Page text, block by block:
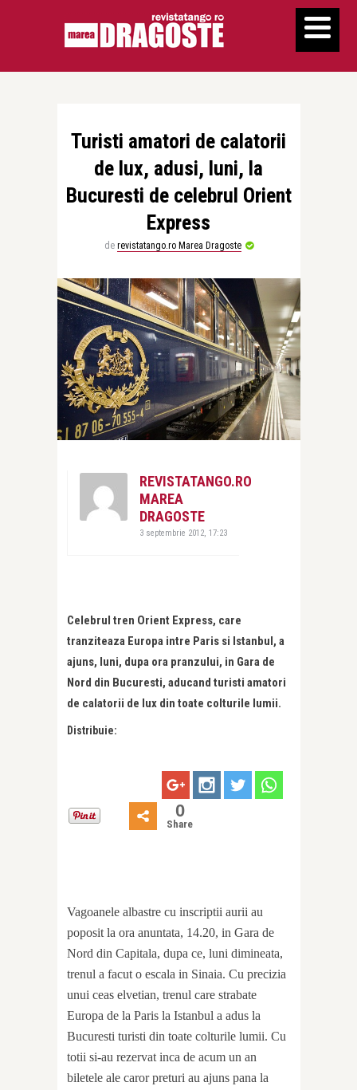
Turisti amatori de calatorii
de lux, adusi, luni, la
Bucuresti de celebrul Orient
Express
de revistatango.ro Marea Dragoste
REVISTATANGO.RO
MAREA
DRAGOSTE
3 septembrie 2012, 17:23
Celebrul tren Orient Express, care
tranziteaza Europa intre Paris si Istanbul, a
ajuns, luni, dupa ora pranzului, in Gara de
Nord din Bucuresti, aducand turisti amatori
de calatorii de lux din toate colturile lumii.
Distribuie:
0
Share
Vagoanele albastre cu inscriptii aurii au
poposit la ora anuntata, 14.20, in Gara de
Nord din Capitala, dupa ce, luni dimineata,
trenul a facut o escala in Sinaia. Cu precizia
unui ceas elvetian, trenul care strabate
Europa de la Paris la Istanbul a adus la
Bucuresti turisti din toate colturile lumii. Cu
totii si-au rezervat inca de acum un an
biletele ale caror preturi au ajuns pana la